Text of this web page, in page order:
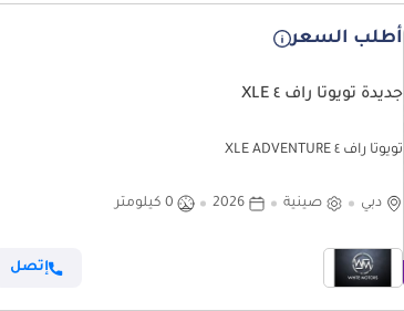
أطلب السعر
جديدة تويوتا راف ٤ XLE
تويوتا راف ٤ XLE ADVENTURE
دبي صينية 2026 0 كيلومتر
إتصل